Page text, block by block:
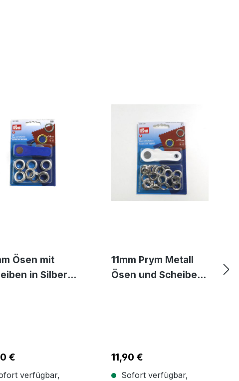
Ösen mit
in Silber
Preis:
€
verfügbar,
11mm Prym Metall
Ösen und Scheiben
Regulärer Preis:
11,90 €
Sofort verfügbar,